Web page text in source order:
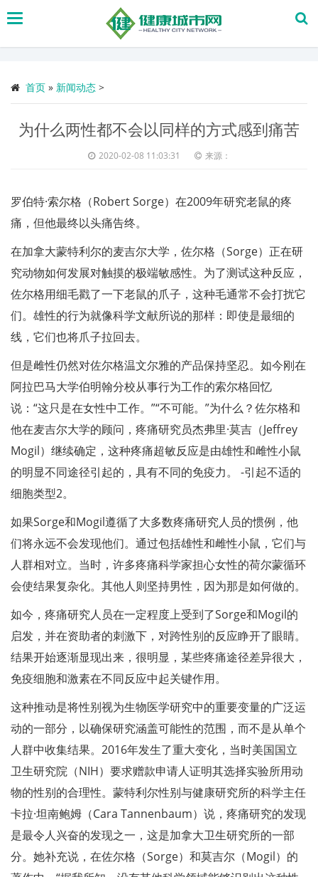
搜
首页 » 新闻动态 >
为什么两性都不会以同样的方式感到痛苦
2020-02-08 11:03:31 来源：
罗伯特·索尔格（Robert Sorge）在2009年研究老鼠的疼
痛，但他最终以头痛告终。
在加拿大蒙特利尔的麦吉尔大学，佐尔格（Sorge）正在研
究动物如何发展对触摸的极端敏感性。为了测试这种反应，
佐尔格用细毛戳了一下老鼠的爪子，这种毛通常不会打扰它
们。雄性的行为就像科学文献所说的那样：即使是最细的
线，它们也将爪子拉回去。
但是雌性仍然对佐尔格温文尔雅的产品保持坚忍。如今刚在
阿拉巴马大学伯明翰分校从事行为工作的索尔格回忆
说：“这只是在女性中工作。”“不可能。”为什么？佐尔格和
他在麦吉尔大学的顾问，疼痛研究员杰弗里·莫吉（​​Jeffrey
Mogil）继续确定，这种疼痛超敏反应是由雄性和雌性小鼠
的明显不同途径引起的，具有不同的免疫力。 -引起不适的
细胞类型2。
如果Sorge和Mogil遵循了大多数疼痛研究人员的惯例，他
们将永远不会发现他们。通过包括雄性和雌性小鼠，它们与
人群相对立。当时，许多疼痛科学家担心女性的荷尔蒙循环
会使结果复杂化。其他人则坚持男性，因为那是如何做的。
如今，疼痛研究人员在一定程度上受到了Sorge和Mogil的
启发，并在资助者的刺激下，对跨性别的反应睁开了眼睛。
结果开始逐渐显现出来，很明显，某些疼痛途径差异很大，
免疫细胞和激素在不同反应中起关键作用。
这种推动是将性别视为生物医学研究中的重要变量的广泛运
动的一部分，以确保研究涵盖可能性的范围，而不是从单个
人群中收集结果。2016年发生了重大变化，当时美国国立
卫生研究院（NIH）要求赠款申请人证明其选择实验所用动
物的性别的合理性。蒙特利尔性别与健康研究所的科学主任
卡拉·坦南鲍姆（Cara Tannenbaum）说，疼痛研究的发现
是最令人兴奋的发现之一，这是加拿大卫生研究所的一部
分。她补充说，在佐尔格（Sorge）和莫吉尔（Mogil）的